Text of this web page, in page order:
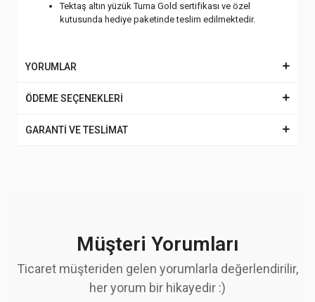
Tektaş altın yüzük Turna Gold sertifikası ve özel
kutusunda hediye paketinde teslim edilmektedir.
YORUMLAR
ÖDEME SEÇENEKLERİ
GARANTİ VE TESLİMAT
Müşteri Yorumları
Ticaret müşteriden gelen yorumlarla değerlendirilir,
her yorum bir hikayedir :)